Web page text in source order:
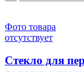
Фото товара
отсутствует
Стекло для